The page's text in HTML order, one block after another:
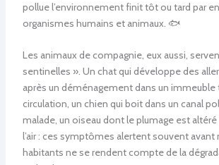
pollue l’environnement finit tôt ou tard par
organismes humains et animaux. 🐟
Les animaux de compagnie, eux aussi,
sentinelles ». Un chat qui développe des
après un déménagement dans un immeuble
circulation, un chien qui boit dans un canal
malade, un oiseau dont le plumage est altéré
l’air : ces symptômes alertent souvent avant
habitants ne se rendent compte de la